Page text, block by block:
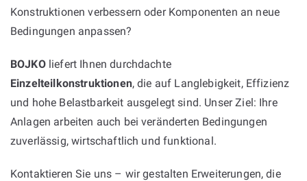
Konstruktionen verbessern oder Komponenten an neue
Bedingungen anpassen?
BOJKOliefert Ihnen durchdachte
Einzelteilkonstruktionen, die auf Langlebigkeit, Effizienz
und hohe Belastbarkeit ausgelegt sind. Unser Ziel: Ihre
Anlagen arbeiten auch bei veränderten Bedingungen
zuverlässig, wirtschaftlich und funktional.
Kontaktieren Sie uns – wir gestalten Erweiterungen, die